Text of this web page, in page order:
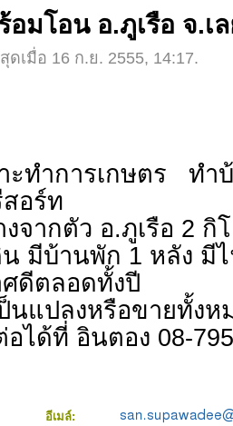
มโอน อ.ภูเรือ จ.เ
เมื่อ 16 ก.ย. 2555, 14:17.
ทำการเกษตร ทำ
อร์ท
จากตัว อ.ภูเรือ 2 กิ
มีบ้านพัก 1 หลัง มี
ดีตลอดทั้งปี
นแปลงหรือขายทั้งห
ได้ที่ อินตอง 08-
อีเมล์: